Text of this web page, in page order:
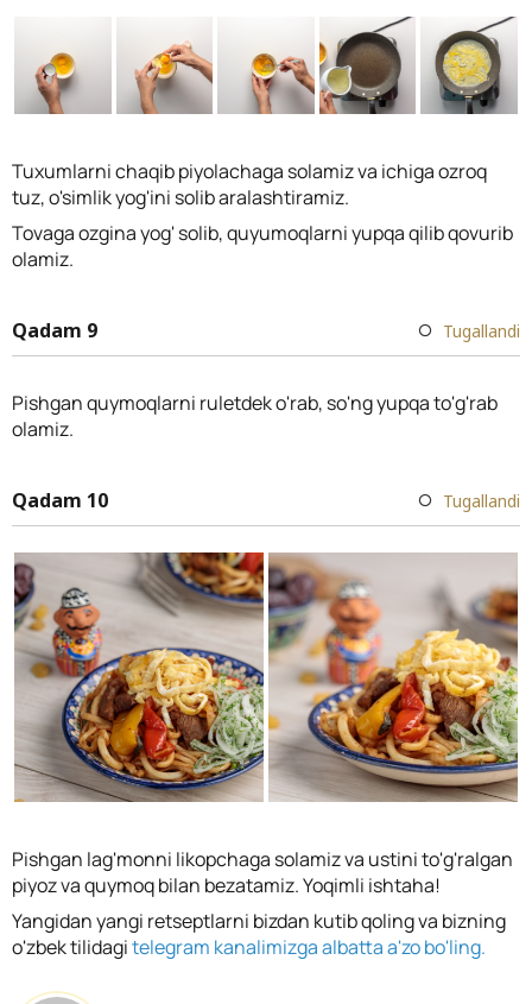
Tuxumlarni chaqib piyolachaga solamiz va ichiga ozroq
tuz, o'simlik yog'ini solib aralashtiramiz.
Tovaga ozgina yog' solib, quyumoqlarni yupqa qilib qovurib
olamiz.
Qadam 9 Tugallandi
Pishgan quymoqlarni ruletdek o'rab, so'ng yupqa to'g'rab
olamiz.
Qadam 10 Tugallandi
Pishgan lag'monni likopchaga solamiz va ustini to'g'ralgan
piyoz va quymoq bilan bezatamiz. Yoqimli ishtaha!
Yangidan yangi retseptlarni bizdan kutib qoling va bizning
o'zbek tilidagitelegram kanalimizga albatta a'zo bo'ling.